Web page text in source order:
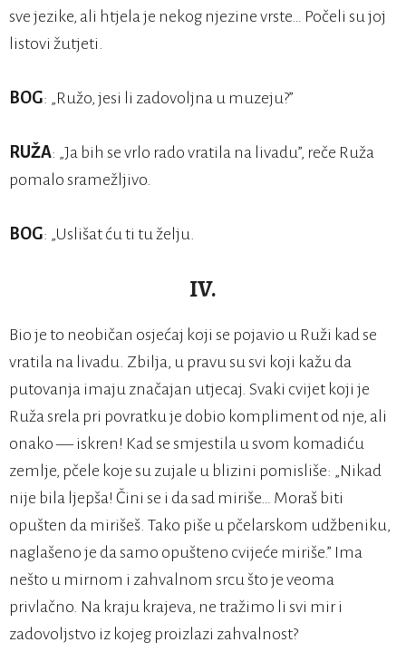
sve jezike, ali htjela je nekog njezine vrste… Počeli su joj
listovi žutjeti.
BOG: „Ružo, jesi li zadovoljna u muzeju?”
RUŽA: „Ja bih se vrlo rado vratila na livadu”, reče Ruža
pomalo sramežljivo.
BOG: „Uslišat ću ti tu želju.
IV.
Bio je to neobičan osjećaj koji se pojavio u Ruži kad se
vratila na livadu. Zbilja, u pravu su svi koji kažu da
putovanja imaju značajan utjecaj. Svaki cvijet koji je
Ruža srela pri povratku je dobio kompliment od nje, ali
onako — iskren! Kad se smjestila u svom komadiću
zemlje, pčele koje su zujale u blizini pomisliše: „Nikad
nije bila ljepša! Čini se i da sad miriše… Moraš biti
opušten da mirišeš. Tako piše u pčelarskom udžbeniku,
naglašeno je da samo opušteno cvijeće miriše.” Ima
nešto u mirnom i zahvalnom srcu što je veoma
privlačno. Na kraju krajeva, ne tražimo li svi mir i
zadovoljstvo iz kojeg proizlazi zahvalnost?